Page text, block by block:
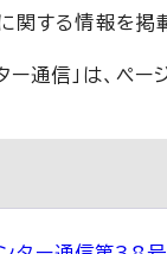
する情報を掲
ー通信」は、ペ